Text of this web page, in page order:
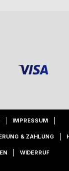
IMPRESSUM
& ZAHLUNG
WIDERRUF